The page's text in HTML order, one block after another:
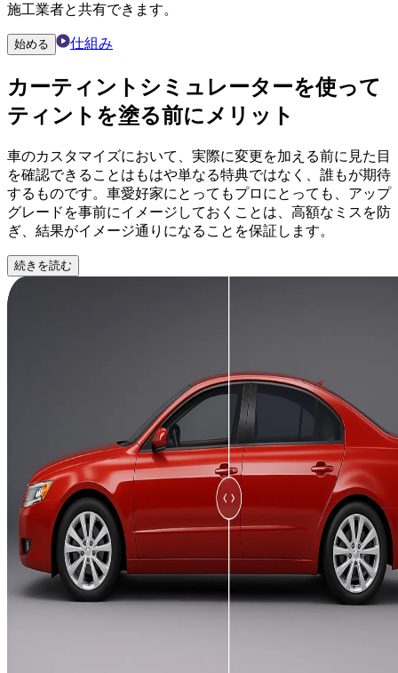
施工業者と共有できます。
始める 仕組み
カーティントシミュレーターを使って
ティントを塗る前にメリット
車のカスタマイズにおいて、実際に変更を加える前に見た目
を確認できることはもはや単なる特典ではなく、誰もが期待
するものです。車愛好家にとってもプロにとっても、アップ
グレードを事前にイメージしておくことは、高額なミスを防
ぎ、結果がイメージ通りになることを保証します。
続きを読む